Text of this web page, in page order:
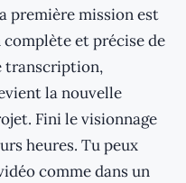
première mission est
et précise de
transcription,
la nouvelle
Fini le visionnage
heures. Tu peux
comme dans un